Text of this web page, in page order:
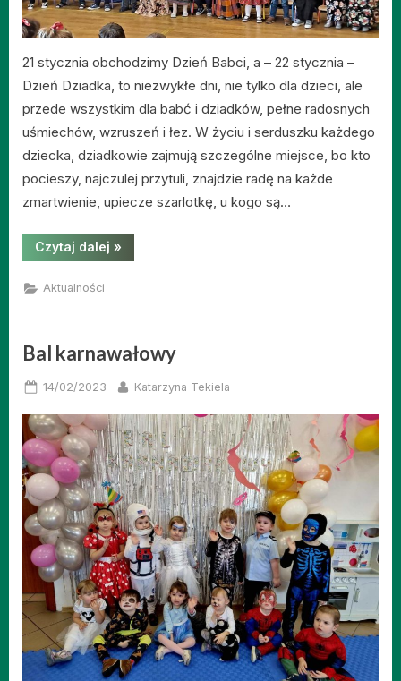
21 stycznia obchodzimy Dzień Babci, a – 22 stycznia –
Dzień Dziadka, to niezwykłe dni, nie tylko dla dzieci, ale
przede wszystkim dla babć i dziadków, pełne radosnych
uśmiechów, wzruszeń i łez. W życiu i serduszku każdego
dziecka, dziadkowie zajmują szczególne miejsce, bo kto
pocieszy, najczulej przytuli, znajdzie radę na każde
zmartwienie, upiecze szarlotkę, u kogo są…
Czytaj dalej “Dzień
Babci
»
Aktualności
Bal karnawałowy
Posted
14/02/2023 By
Katarzyna Tekiela